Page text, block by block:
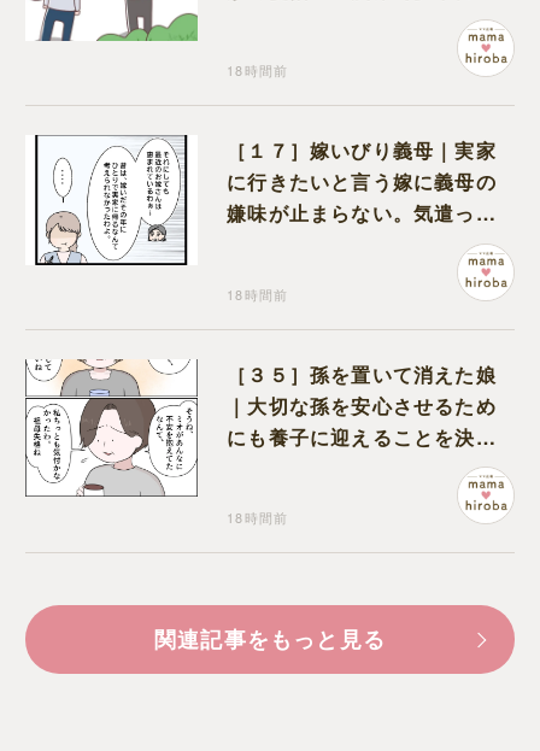
18時間前
［１７］嫁いびり義母｜実家
に行きたいと言う嫁に義母の
嫌味が止まらない。気遣って
18時間前
［３５］孫を置いて消えた娘
｜大切な孫を安心させるため
にも養子に迎えることを決心
18時間前
関連記事をもっと見る